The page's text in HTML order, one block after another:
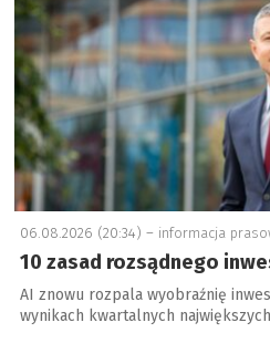
06.08.2026 (20:34) – informacja
10 zasad rozsądnego
AI znowu rozpala wyobraźnię
wynikach kwartalnych